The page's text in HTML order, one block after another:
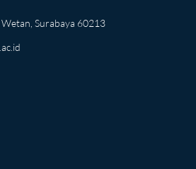
Wetan, Surabaya 60213